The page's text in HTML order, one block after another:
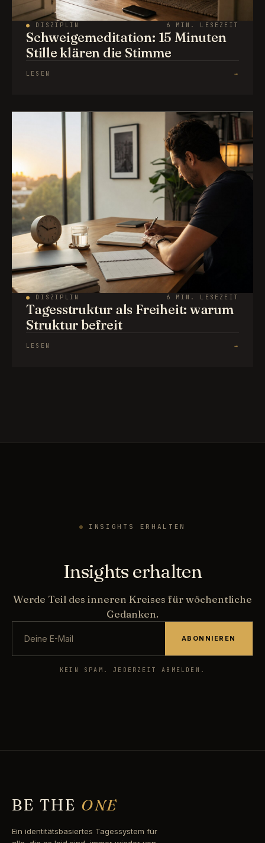
● DISZIPLIN 6 MIN. LESEZEIT
Schweigemeditation: 15 Minuten
Stille klären die Stimme
LESEN →
● DISZIPLIN 6 MIN. LESEZEIT
Tagesstruktur als Freiheit: warum
Struktur befreit
LESEN →
INSIGHTS ERHALTEN
Insights erhalten
Werde Teil des inneren Kreises für wöchentliche
Gedanken.
ABONNIEREN
KEIN SPAM. JEDERZEIT ABMELDEN.
BE THE ONE
Ein identitätsbasiertes Tagessystem für